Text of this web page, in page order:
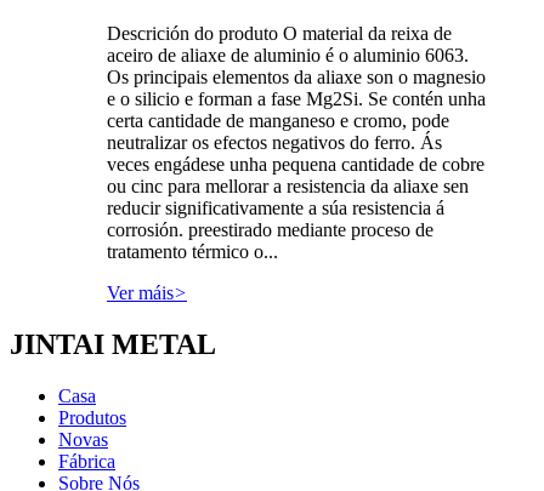
Descrición do produto O material da reixa de
aceiro de aliaxe de aluminio é o aluminio 6063.
Os principais elementos da aliaxe son o magnesio
e o silicio e forman a fase Mg2Si. Se contén unha
certa cantidade de manganeso e cromo, pode
neutralizar os efectos negativos do ferro. Ás
veces engádese unha pequena cantidade de cobre
ou cinc para mellorar a resistencia da aliaxe sen
reducir significativamente a súa resistencia á
corrosión. preestirado mediante proceso de
tratamento térmico o...
Ver máis>
JINTAI METAL
Casa
Produtos
Novas
Fábrica
Sobre Nós